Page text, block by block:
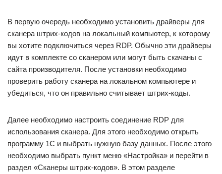
В первую очередь необходимо установить драйверы для
сканера штрих-кодов на локальный компьютер, к которому
вы хотите подключиться через RDP. Обычно эти драйверы
идут в комплекте со сканером или могут быть скачаны с
сайта производителя. После установки необходимо
проверить работу сканера на локальном компьютере и
убедиться, что он правильно считывает штрих-коды.
Далее необходимо настроить соединение RDP для
использования сканера. Для этого необходимо открыть
программу 1С и выбрать нужную базу данных. После этого
необходимо выбрать пункт меню «Настройка» и перейти в
раздел «Сканеры штрих-кодов». В этом разделе